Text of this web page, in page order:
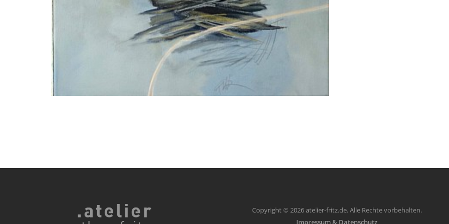
Copyright © 2026 atelier-fritz.de. Alle Rechte vorbehalten.
Impressum & Datenschutz